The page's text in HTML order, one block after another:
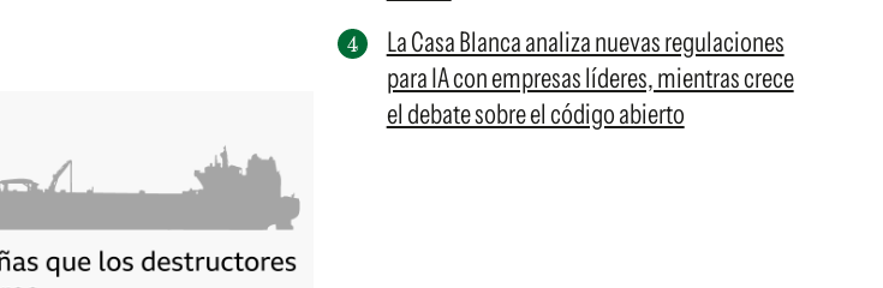
La Casa Blanca analiza nuevas regulaciones
para IA con empresas líderes, mientras crece
el debate sobre el código abierto